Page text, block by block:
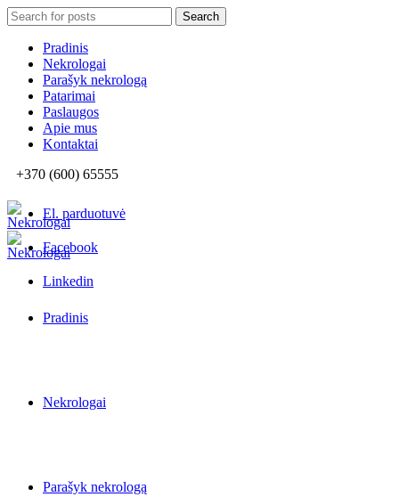
Search
for:
Search
Pradinis
Nekrologai
Parašyk nekrologą
Patarimai
Paslaugos
Apie mus
Kontaktai
+370 (600) 65555
El. parduotuvė
Facebook
Linkedin
Pradinis
Nekrologai
Parašyk nekrologą